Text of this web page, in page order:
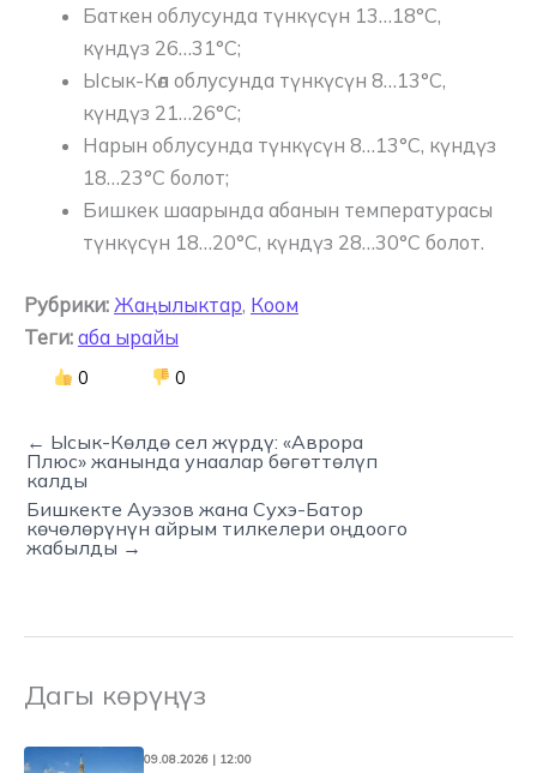
Баткен облусунда ​түнкүсүн 13…18°C,
күндүз 26…31°C;
Ысык-Көл облусунда түнкүсүн 8…13°C,
күндүз 21…26°C;
Нарын облусунда түнкүсүн 8…13°C, күндүз
18…23°C болот;
Бишкек шаарында абанын температурасы
түнкүсүн 18…20°C, күндүз 28…30°C болот.
Рубрики: Жаңылыктар, Коом
Теги: аба ырайы
0 0
← Ысык-Көлдө сел жүрдү: «Аврора
Плюс» жанында унаалар бөгөттөлүп
калды
Бишкекте Ауэзов жана Сухэ-Батор
көчөлөрүнүн айрым тилкелери оңдоого
жабылды →
Дагы көрүңүз
09.08.2026 | 12:00